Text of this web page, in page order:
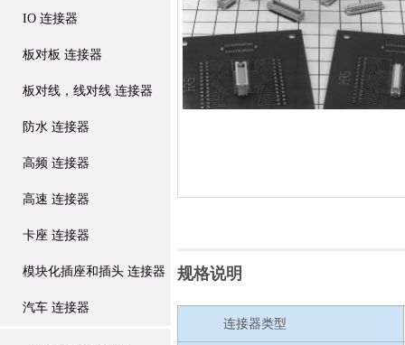
IO 连接器
板对板 连接器
板对线，线对线 连接器
防水 连接器
高频 连接器
高速 连接器
卡座 连接器
模块化插座和插头 连接器
汽车 连接器
规格说明
连接器类型